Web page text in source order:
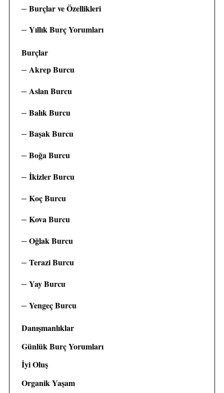
Burçlar ve Özellikleri
Yıllık Burç Yorumları
Burçlar
Akrep Burcu
Aslan Burcu
Balık Burcu
Başak Burcu
Boğa Burcu
İkizler Burcu
Koç Burcu
Kova Burcu
Oğlak Burcu
Terazi Burcu
Yay Burcu
Yengeç Burcu
Danışmanlıklar
Günlük Burç Yorumları
İyi Oluş
Organik Yaşam